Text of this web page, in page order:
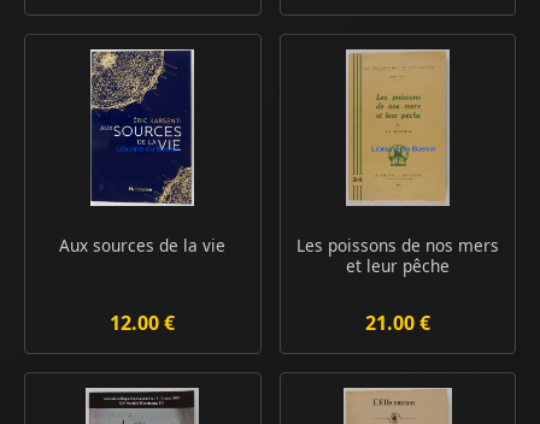
Aux sources de la vie
12.00 €
Les poissons de nos mers
et leur pêche
21.00 €